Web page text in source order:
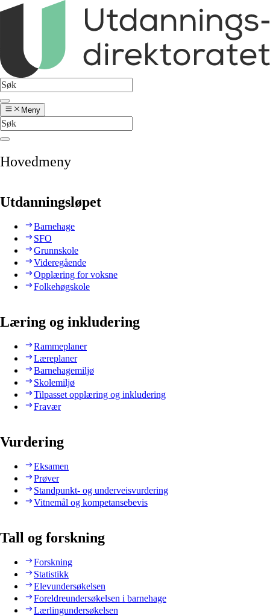
Meny
Hovedmeny
Utdanningsløpet
Barnehage
SFO
Grunnskole
Videregående
Opplæring for voksne
Folkehøgskole
Læring og inkludering
Rammeplaner
Læreplaner
Barnehagemiljø
Skolemiljø
Tilpasset opplæring og inkludering
Fravær
Vurdering
Eksamen
Prøver
Standpunkt- og underveisvurdering
Vitnemål og kompetansebevis
Tall og forskning
Forskning
Statistikk
Elevundersøkelsen
Foreldreundersøkelsen i barnehage
Lærlingundersøkelsen